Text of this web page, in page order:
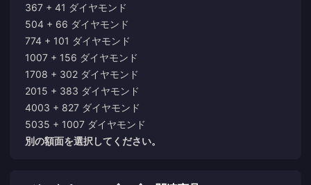
367 + 41 ダイヤモンド
504 + 66 ダイヤモンド
774 + 101 ダイヤモンド
1007 + 156 ダイヤモンド
1708 + 302 ダイヤモンド
2015 + 383 ダイヤモンド
4003 + 827 ダイヤモンド
5035 + 1007 ダイヤモンド
別の額面を選択してください。